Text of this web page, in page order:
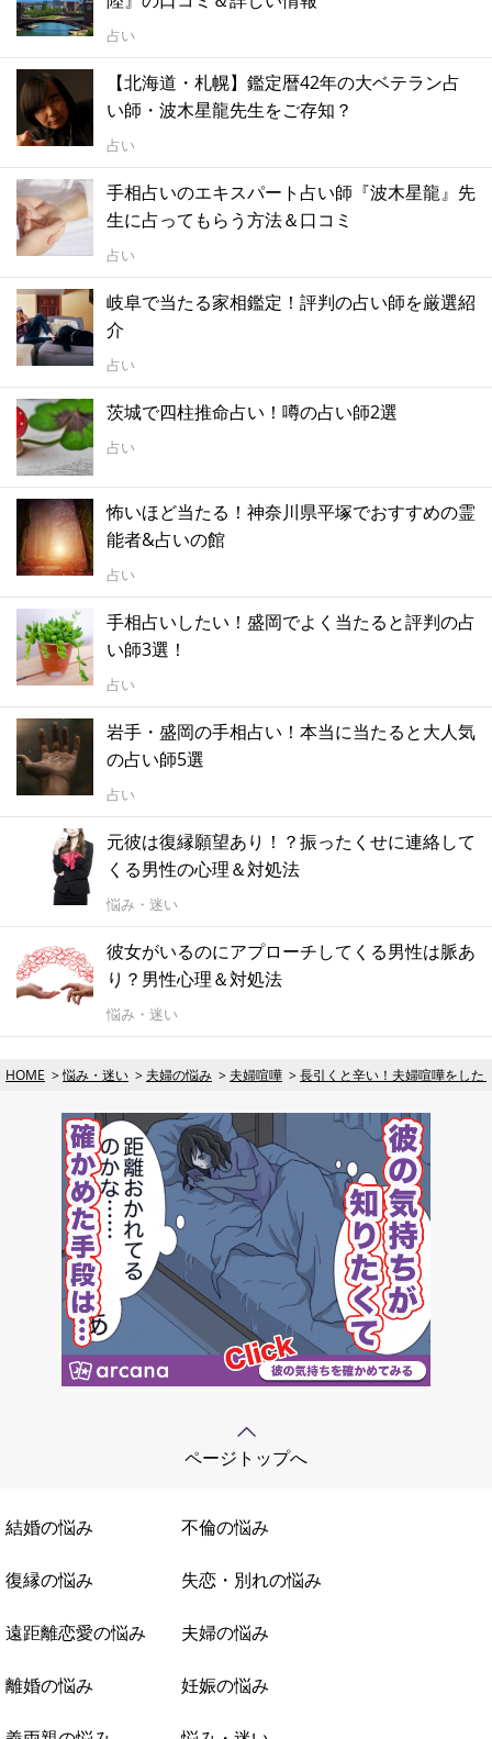
占い
【北海道・札幌】鑑定暦42年の大ベテラン占
い師・波木星龍先生をご存知？
占い
手相占いのエキスパート占い師『波木星龍』先
生に占ってもらう方法＆口コミ
占い
岐阜で当たる家相鑑定！評判の占い師を厳選紹
介
占い
茨城で四柱推命占い！噂の占い師2選
占い
怖いほど当たる！神奈川県平塚でおすすめの霊
能者&占いの館
占い
手相占いしたい！盛岡でよく当たると評判の占
い師3選！
占い
岩手・盛岡の手相占い！本当に当たると大人気
の占い師5選
占い
元彼は復縁願望あり！？振ったくせに連絡して
くる男性の心理＆対処法
悩み・迷い
彼女がいるのにアプローチしてくる男性は脈あ
り？男性心理＆対処法
悩み・迷い
HOME 悩み・迷い 夫婦の悩み 夫婦喧嘩 長引くと辛い！夫婦喧嘩をした
ページトップへ
結婚の悩み 不倫の悩み
復縁の悩み 失恋・別れの悩み
遠距離恋愛の悩み 夫婦の悩み
離婚の悩み 妊娠の悩み